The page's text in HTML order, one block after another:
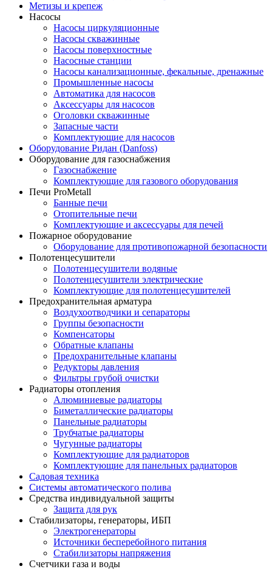
Метизы и крепеж
Насосы
Насосы циркуляционные
Насосы скважинные
Насосы поверхностные
Насосные станции
Насосы канализационные, фекальные, дренажные
Промышленные насосы
Автоматика для насосов
Аксессуары для насосов
Оголовки скважинные
Запасные части
Комплектующие для насосов
Оборудование Ридан (Danfoss)
Оборудование для газоснабжения
Газоснабжение
Комплектующие для газового оборудования
Печи ProMetall
Банные печи
Отопительные печи
Комплектующие и аксессуары для печей
Пожарное оборудование
Оборудование для противопожарной безопасности
Полотенцесушители
Полотенцесушители водяные
Полотенцесушители электрические
Комплектующие для полотенцесушителей
Предохранительная арматура
Воздухоотводчики и сепараторы
Группы безопасности
Компенсаторы
Обратные клапаны
Предохранительные клапаны
Редукторы давления
Фильтры грубой очистки
Радиаторы отопления
Алюминиевые радиаторы
Биметаллические радиаторы
Панельные радиаторы
Трубчатые радиаторы
Чугунные радиаторы
Комплектующие для радиаторов
Комплектующие для панельных радиаторов
Садовая техника
Системы автоматического полива
Средства индивидуальной защиты
Защита для рук
Стабилизаторы, генераторы, ИБП
Электрогенераторы
Источники бесперебойного питания
Стабилизаторы напряжения
Счетчики газа и воды